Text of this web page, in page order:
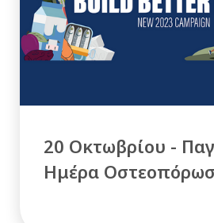
20 Οκτωβρίου -
Ημέρα